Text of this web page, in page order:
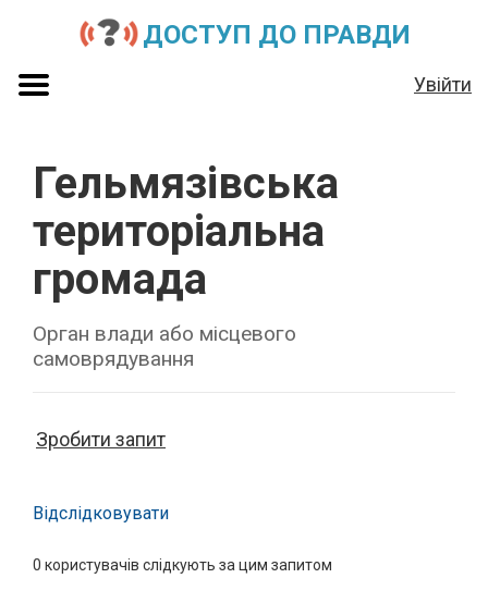
ДОСТУП ДО ПРАВДИ
Увійти
Гельмязівська
територіальна
громада
Орган влади або місцевого
самоврядування
Зробити запит
Відслідковувати
0 користувачів слідкують за цим запитом